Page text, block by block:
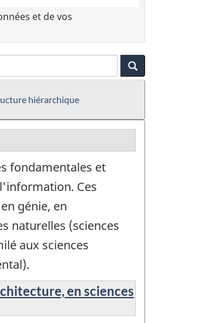
et de vos
hiérarchique
fondamentales et
Ces
génie, en
naturelles (sciences
aux sciences
en sciences